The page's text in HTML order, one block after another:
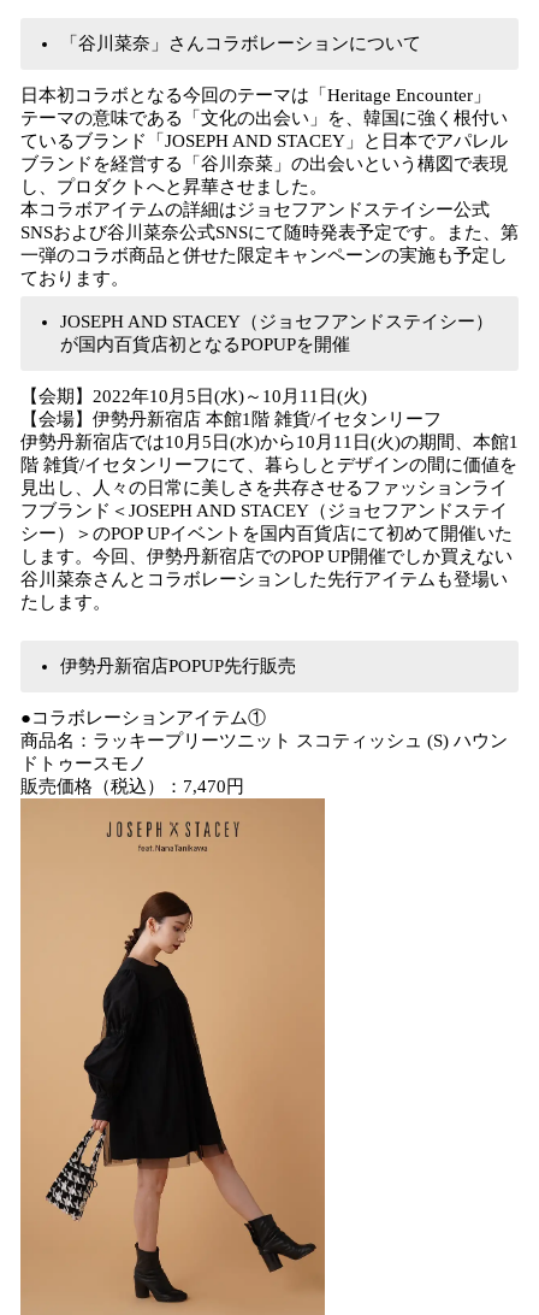
「谷川菜奈」さんコラボレーションについて
日本初コラボとなる今回のテーマは「Heritage Encounter」
テーマの意味である「文化の出会い」を、韓国に強く根付い
ているブランド「JOSEPH AND STACEY」と日本でアパレル
ブランドを経営する「谷川奈菜」の出会いという構図で表現
し、プロダクトへと昇華させました。
本コラボアイテムの詳細はジョセフアンドステイシー公式
SNSおよび谷川菜奈公式SNSにて随時発表予定です。また、第
一弾のコラボ商品と併せた限定キャンペーンの実施も予定し
ております。
JOSEPH AND STACEY（ジョセフアンドステイシー）
が国内百貨店初となるPOPUPを開催
【会期】2022年10月5日(水)～10月11日(火)
【会場】伊勢丹新宿店 本館1階 雑貨/イセタンリーフ
伊勢丹新宿店では10月5日(水)から10月11日(火)の期間、本館1
階 雑貨/イセタンリーフにて、暮らしとデザインの間に価値を
見出し、人々の日常に美しさを共存させるファッションライ
フブランド＜JOSEPH AND STACEY（ジョセフアンドステイ
シー）＞のPOP UPイベントを国内百貨店にて初めて開催いた
します。今回、伊勢丹新宿店でのPOP UP開催でしか買えない
谷川菜奈さんとコラボレーションした先行アイテムも登場い
たします。
伊勢丹新宿店POPUP先行販売
●コラボレーションアイテム①
商品名：ラッキープリーツニット スコティッシュ (S) ハウン
ドトゥースモノ
販売価格（税込）：7,470円